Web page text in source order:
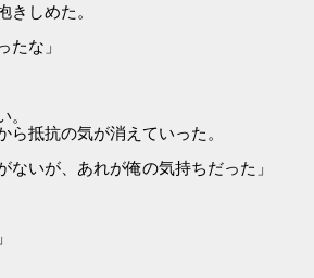
きしめた。
たな」
。
ら抵抗の気が消えていった。
ないが、あれが俺の気持ちだった」